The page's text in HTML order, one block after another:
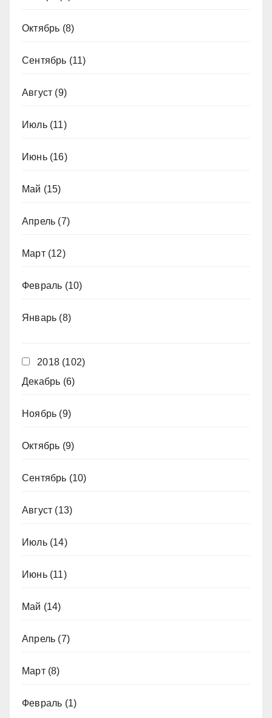
Октябрь (8)
Сентябрь (11)
Август (9)
Июль(11)
Июнь(16)
Май (15)
Апрель (7)
Март(12)
Февраль (10)
Январь (8)
2018 (102)
Декабрь (6)
Ноябрь (9)
Октябрь (9)
Сентябрь (10)
Август (13)
Июль(14)
Июнь(11)
Май (14)
Апрель (7)
Март(8)
Февраль (1)